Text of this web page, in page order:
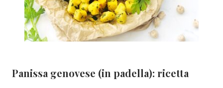
Panissa genovese (in padella): ricetta